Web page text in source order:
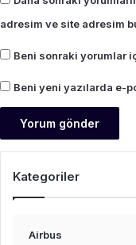
adresim ve site adresim
Beni sonraki yorumlar
Beni yeni yazılarda e-
Kategoriler
Airbus